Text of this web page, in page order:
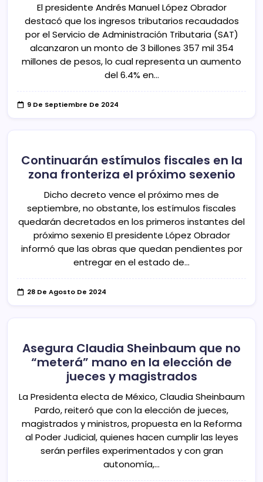
El presidente Andrés Manuel López Obrador
destacó que los ingresos tributarios recaudados
por el Servicio de Administración Tributaria (SAT)
alcanzaron un monto de 3 billones 357 mil 354
millones de pesos, lo cual representa un aumento
del 6.4% en…
9 De Septiembre De 2024
Continuarán estímulos fiscales en la
zona fronteriza el próximo sexenio
Dicho decreto vence el próximo mes de
septiembre, no obstante, los estímulos fiscales
quedarán decretados en los primeros instantes del
próximo sexenio El presidente López Obrador
informó que las obras que quedan pendientes por
entregar en el estado de…
28 De Agosto De 2024
Asegura Claudia Sheinbaum que no
“meterá” mano en la elección de
jueces y magistrados
La Presidenta electa de México, Claudia Sheinbaum
Pardo, reiteró que con la elección de jueces,
magistrados y ministros, propuesta en la Reforma
al Poder Judicial, quienes hacen cumplir las leyes
serán perfiles experimentados y con gran
autonomía,…